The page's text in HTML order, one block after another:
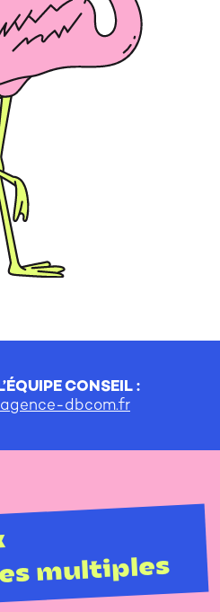
CONSEIL :
dbcom.fr
multiples